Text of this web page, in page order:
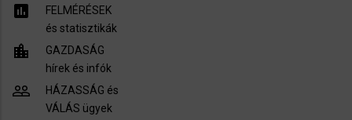
assessment
FELMÉRÉSEK
és statisztikák
location_city
GAZDASÁG
hírek és infók
people_outline
HÁZASSÁG és
VÁLÁS ügyek